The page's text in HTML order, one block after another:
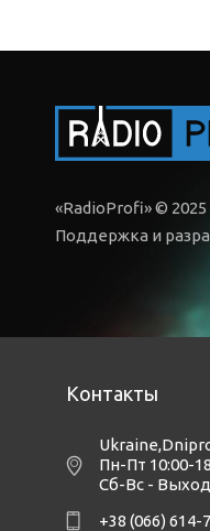
«RadioProfi» © 2025
Поддержка и
Контакты
Пн-Пт 10:00-
Сб-Вс -
+38 (066) 614-